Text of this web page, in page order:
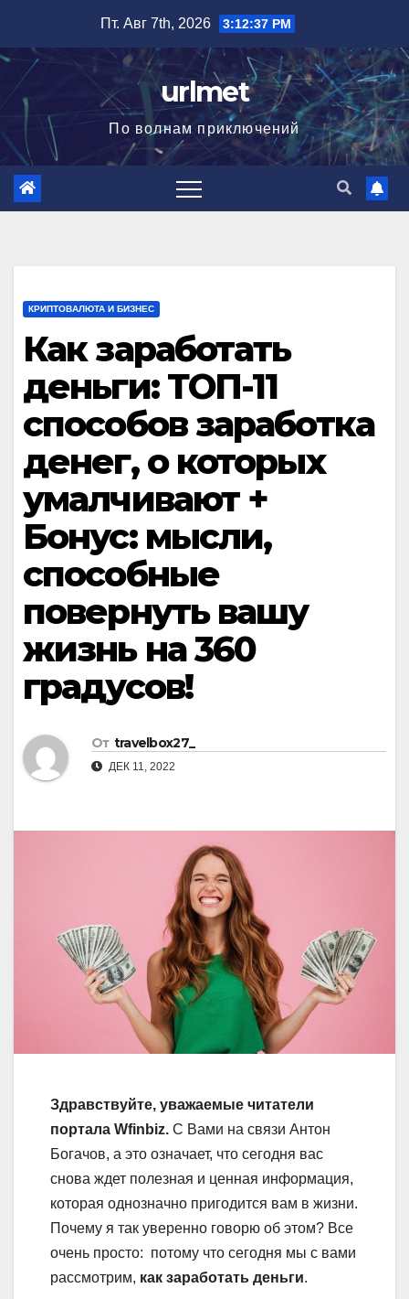
содержимому
Пт. Авг 7th, 2026 3:12:38 PM
urlmet
По волнам приключений
КРИПТОВАЛЮТА И БИЗНЕС
Как заработать
деньги: ТОП-11
способов заработка
денег, о которых
умалчивают +
Бонус: мысли,
способные
повернуть вашу
жизнь на 360
градусов!
От travelbox27_
ДЕК 11, 2022
Здравствуйте, уважаемые читатели
портала Wfinbiz. С Вами на связи Антон
Богачов, а это означает, что сегодня вас
снова ждет полезная и ценная информация,
которая однозначно пригодится вам в жизни.
Почему я так уверенно говорю об этом? Все
очень просто: потому что сегодня мы с вами
рассмотрим, как заработать деньги.